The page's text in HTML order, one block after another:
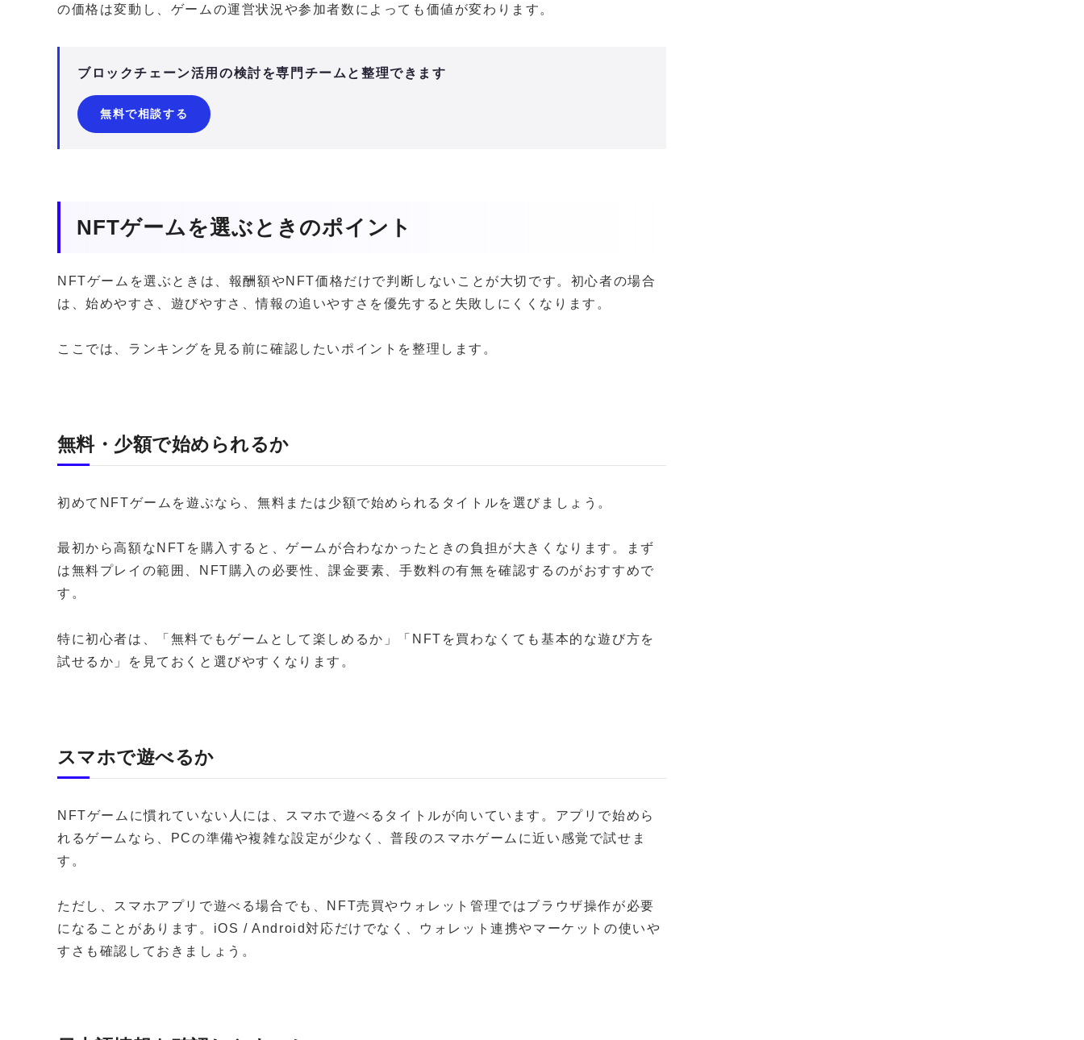
の価格は変動し、ゲームの運営状況や参加者数によっても価値が変わります。
ブロックチェーン活用の検討を専門チームと整理できます
無料で相談する
NFTゲームを選ぶときのポイント
NFTゲームを選ぶときは、報酬額やNFT価格だけで判断しないことが大切です。初心者の場合
は、始めやすさ、遊びやすさ、情報の追いやすさを優先すると失敗しにくくなります。
ここでは、ランキングを見る前に確認したいポイントを整理します。
無料・少額で始められるか
初めてNFTゲームを遊ぶなら、無料または少額で始められるタイトルを選びましょう。
最初から高額なNFTを購入すると、ゲームが合わなかったときの負担が大きくなります。まず
は無料プレイの範囲、NFT購入の必要性、課金要素、手数料の有無を確認するのがおすすめで
す。
特に初心者は、「無料でもゲームとして楽しめるか」「NFTを買わなくても基本的な遊び方を
試せるか」を見ておくと選びやすくなります。
スマホで遊べるか
NFTゲームに慣れていない人には、スマホで遊べるタイトルが向いています。アプリで始めら
れるゲームなら、PCの準備や複雑な設定が少なく、普段のスマホゲームに近い感覚で試せま
す。
ただし、スマホアプリで遊べる場合でも、NFT売買やウォレット管理ではブラウザ操作が必要
になることがあります。iOS / Android対応だけでなく、ウォレット連携やマーケットの使いや
すさも確認しておきましょう。